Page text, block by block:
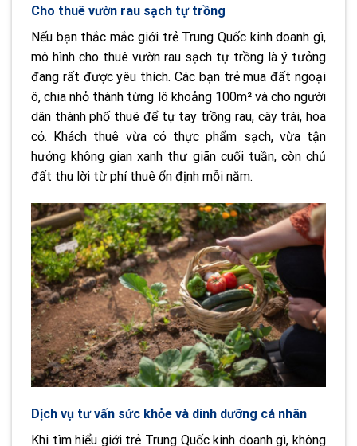
Cho thuê vườn rau sạch tự trồng
Nếu bạn thắc mắc giới trẻ Trung Quốc kinh doanh gì,
mô hình cho thuê vườn rau sạch tự trồng là ý tưởng
đang rất được yêu thích. Các bạn trẻ mua đất ngoại
ô, chia nhỏ thành từng lô khoảng 100m² và cho người
dân thành phố thuê để tự tay trồng rau, cây trái, hoa
cỏ. Khách thuê vừa có thực phẩm sạch, vừa tận
hưởng không gian xanh thư giãn cuối tuần, còn chủ
đất thu lời từ phí thuê ổn định mỗi năm.
Dịch vụ tư vấn sức khỏe và dinh dưỡng cá nhân
Khi tìm hiểu giới trẻ Trung Quốc kinh doanh gì, không